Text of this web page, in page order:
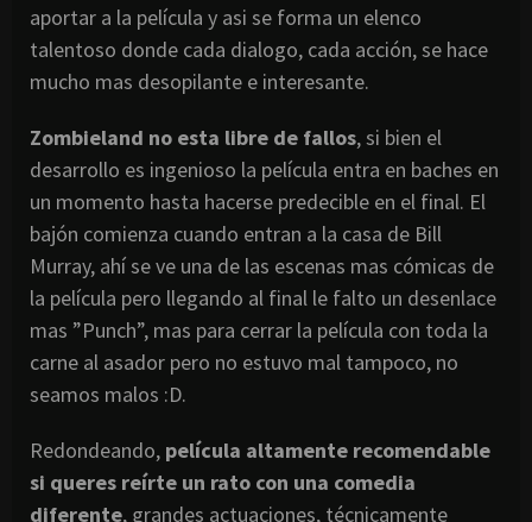
aportar a la película y asi se forma un elenco
talentoso donde cada dialogo, cada acción, se hace
mucho mas desopilante e interesante.
Zombieland no esta libre de fallos, si bien el
desarrollo es ingenioso la película entra en baches en
un momento hasta hacerse predecible en el final. El
bajón comienza cuando entran a la casa de Bill
Murray, ahí se ve una de las escenas mas cómicas de
la película pero llegando al final le falto un desenlace
mas ”Punch”, mas para cerrar la película con toda la
carne al asador pero no estuvo mal tampoco, no
seamos malos :D.
Redondeando, película altamente recomendable
si queres reírte un rato con una comedia
diferente, grandes actuaciones, técnicamente